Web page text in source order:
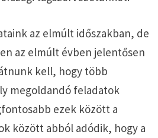
az elmúlt időszakban, de
az elmúlt évben jelentősen
kell, hogy több
megoldandó feladatok
ezek között a
között abból adódik, hogy a